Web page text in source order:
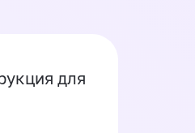
для